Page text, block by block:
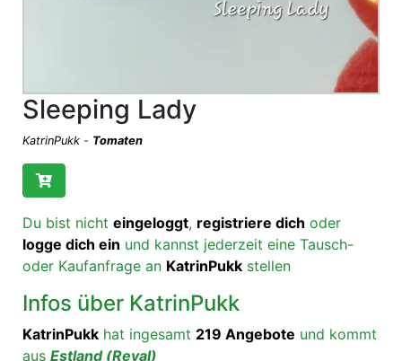
Sleeping Lady
KatrinPukk - Tomaten
Du bist nicht eingeloggt, registriere dich oder
logge dich ein und kannst jederzeit eine Tausch-
oder Kaufanfrage an KatrinPukk stellen
Infos über KatrinPukk
KatrinPukk hat ingesamt 219 Angebote und kommt
aus Estland (Reval)